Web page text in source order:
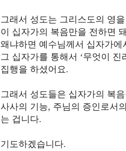
그래서 성도는 그리스도의 영
이 십자가의 복음만을 전하면
왜냐하면 예수님께서 십자가
그 십자가를 통해서 ‘무엇이
집행을 하셨어요.
그래서 성도들은 십자가의 복
사사의 기능, 주님의 증인로서
는 겁니다.
기도하겠습니다.